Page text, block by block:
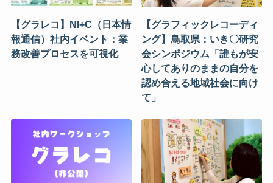
【グラレコ】NI+C（日本情
報通信）社内イベント：業
務改善プロセスを可視化
【グラフィックレコーディ
ング】鳥取県：いき〇研究
会シンポジウム「誰もが安
心してありのままの自分を
認め合える地域社会に向け
て」